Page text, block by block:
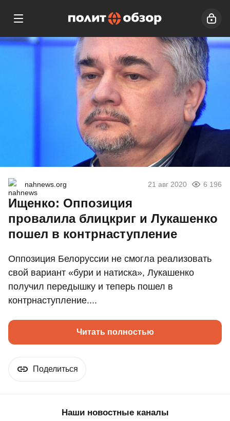
nahnews.org 21 авг 2020 6 196
Ищенко: Оппозиция
провалила блицкриг и Лукашенко
пошел в контрнаступление
Оппозиция Белоруссии не смогла реализовать
свой вариант «бури и натиска», Лукашенко
получил передышку и теперь пошел в
контрнаступление....
Читать полностью
Поделиться
Наши новостные каналы